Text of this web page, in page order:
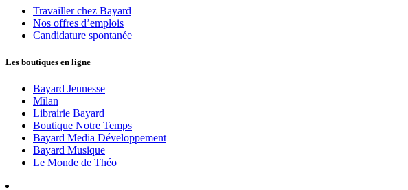
Travailler chez Bayard
Nos offres d’emplois
Candidature spontanée
Les boutiques en ligne
Bayard Jeunesse
Milan
Librairie Bayard
Boutique Notre Temps
Bayard Media Développement
Bayard Musique
Le Monde de Théo